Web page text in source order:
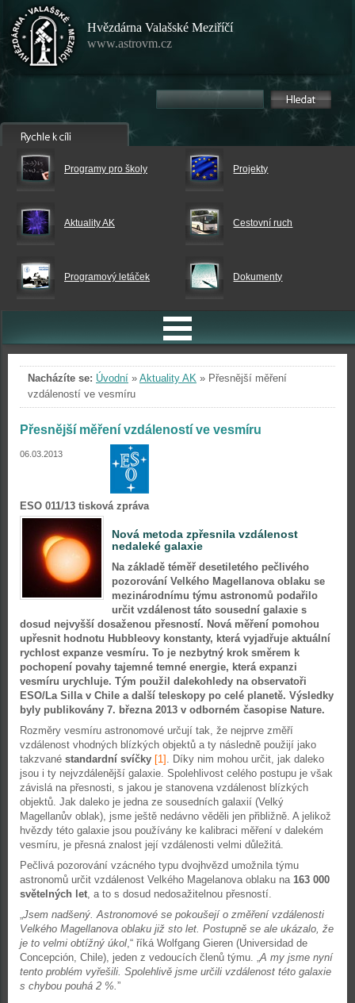
Hvězdárna Valašské Meziříčí
www.astrovm.cz
Programy pro školy Projekty
Aktuality AK Cestovní ruch
Programový letáček Dokumenty
Nacházíte se: Úvodní » Aktuality AK » Přesnější měření
vzdáleností ve vesmíru
Přesnější měření vzdáleností ve vesmíru
06.03.2013
ESO 011/13 tisková zpráva
Nová metoda zpřesnila vzdálenost
nedaleké galaxie
Na základě téměř desetiletého pečlivého
pozorování Velkého Magellanova oblaku se
mezinárodnímu týmu astronomů podařilo
určit vzdálenost táto sousední galaxie s
dosud nejvyšší dosaženou přesností. Nová měření pomohou
upřesnit hodnotu Hubbleovy konstanty, která vyjadřuje aktuální
rychlost expanze vesmíru. To je nezbytný krok směrem k
pochopení povahy tajemné temné energie, která expanzi
vesmíru urychluje. Tým použil dalekohledy na observatoři
ESO/La Silla v Chile a další teleskopy po celé planetě. Výsledky
byly publikovány 7. března 2013 v odborném časopise Nature.
Rozměry vesmíru astronomové určují tak, že nejprve změří
vzdálenost vhodných blízkých objektů a ty následně použijí jako
takzvané standardní svíčky [1] . Díky nim mohou určit, jak daleko
jsou i ty nejvzdálenější galaxie. Spolehlivost celého postupu je však
závislá na přesnosti, s jakou je stanovena vzdálenost blízkých
objektů. Jak daleko je jedna ze sousedních galaxií (Velký
Magellanův oblak), jsme ještě nedávno věděli jen přibližně. A jelikož
hvězdy této galaxie jsou používány ke kalibraci měření v dalekém
vesmíru, je přesná znalost její vzdálenosti velmi důležitá.
Pečlivá pozorování vzácného typu dvojhvězd umožnila týmu
astronomů určit vzdálenost Velkého Magelanova oblaku na163 000
světelných let, a to s dosud nedosažitelnou přesností.
„Jsem nadšený. Astronomové se pokoušejí o změření vzdálenosti
Velkého Magellanova oblaku již sto let. Postupně se ale ukázalo, že
je to velmi obtížný úkol,“ říká Wolfgang Gieren (Universidad de
Concepción, Chile), jeden z vedoucích členů týmu. „A my jsme nyní
tento problém vyřešili. Spolehlivě jsme určili vzdálenost této galaxie
s chybou pouhá 2 %.”